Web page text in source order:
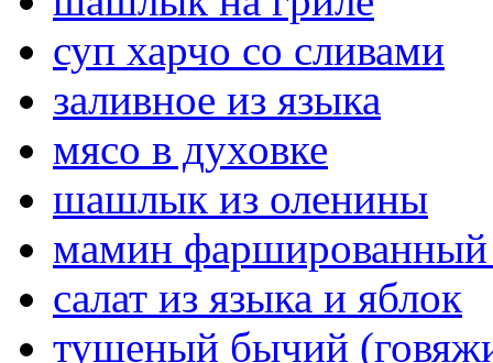
суп харчо со сливами
заливное из языка
мясо в духовке
шашлык из оленины
мамин фаршированный
салат из языка и яблок
тушеный бычий